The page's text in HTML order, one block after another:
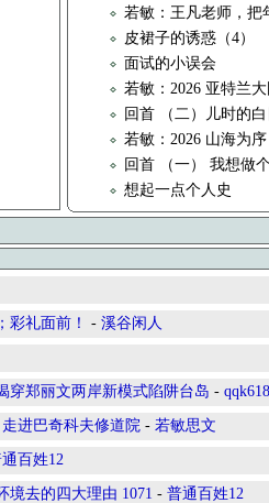
若敏：王凡老师，把
皮裙子的诱惑（4）
面试的小误会
若敏：2026 亚特兰
回首 （二）儿时的
若敏：2026 山海为
回首 （一） 我想做
想起一点个人史
彩礼面前！ - 溪谷闲人
穿郑丽文两岸新模式陷阱台岛 -
进巴奇科夫修道院 - 若敏思文
百姓12
境去的四大理由 1071 - 普通百姓12